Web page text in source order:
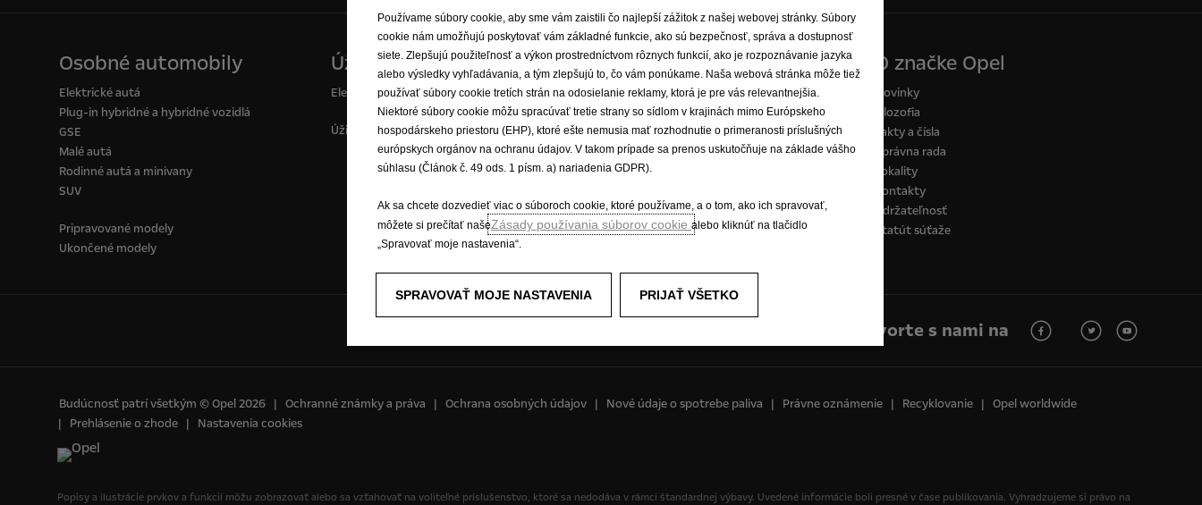
Osobné automobily
Elektrické autá
Plug-in hybridné a hybridné vozidlá
GSE
Malé autá
Rodinné autá a minivany
SUV
Pripravované modely
Ukončené modely
Úžitkové vozidlá
Elektrické dodávky a minibusy
Úžitkové vozidlá Opel
Zažite Opel
E-mobilita
Opel Connect
Informačno-zábavné systémy
Koncepčné vozidlá
Opel lifestyle shop
O značke Opel
Novinky
Filozofia
Fakty a čísla
Správna rada
Lokality
Kontakty
Udržateľnosť
Štatút súťaže
Hovorte s nami na
Budúcnosť patrí všetkým © Opel 2026 Ochranné známky a práva Ochrana osobných údajov Nové údaje o spotrebe paliva Právne oznámenie Recyklovanie
Opel worldwide
Prehlásenie o zhode
Nastavenia cookies
Popisy a ilustrácie prvkov a funkcií môžu zobrazovať alebo sa vzťahovať na voliteľné príslušenstvo, ktoré sa nedodáva v rámci štandardnej výbavy. Uvedené informácie boli presné v čase publikovania. Vyhradzujeme si právo na
Používame súbory cookie, aby sme vám zaistili čo najlepší zážitok z našej webovej stránky. Súbory
cookie nám umožňujú poskytovať vám základné funkcie, ako sú bezpečnosť, správa a dostupnosť
siete. Zlepšujú použiteľnosť a výkon prostredníctvom rôznych funkcií, ako je rozpoznávanie jazyka
alebo výsledky vyhľadávania, a tým zlepšujú to, čo vám ponúkame. Naša webová stránka môže tiež
používať súbory cookie tretích strán na odosielanie reklamy, ktorá je pre vás relevantnejšia.
Niektoré súbory cookie môžu spracúvať tretie strany so sídlom v krajinách mimo Európskeho
hospodárskeho priestoru (EHP), ktoré ešte nemusia mať rozhodnutie o primeranosti príslušných
európskych orgánov na ochranu údajov. V takom prípade sa prenos uskutočňuje na základe vášho
súhlasu (Článok č. 49 ods. 1 písm. a) nariadenia GDPR).
Ak sa chcete dozvedieť viac o súboroch cookie, ktoré používame, a o tom, ako ich spravovať,
môžete si prečítať našeZásady používania súborov cookie alebo kliknúť na tlačidlo
„Spravovať moje nastavenia“.
SPRAVOVAŤ MOJE NASTAVENIA PRIJAŤ VŠETKO